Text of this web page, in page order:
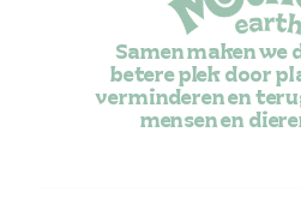
Samen maken we
betere plek door
verminderen en
mensen en